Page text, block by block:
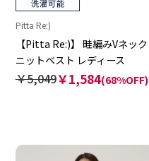
Pitta Re:)
【Pitta Re:)】 畦編みVネック
ニットベスト レディース
￥5,049￥1,584(68%OFF)